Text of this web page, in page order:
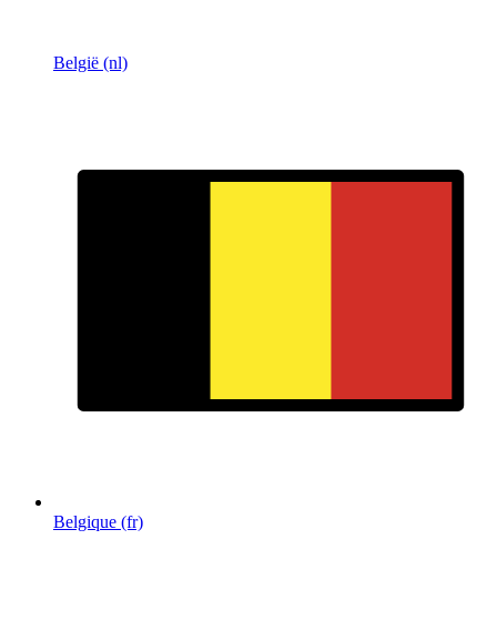
België (nl)
Belgique (fr)